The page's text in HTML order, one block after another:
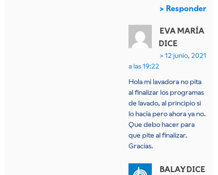
Responder
EVA MARÍA
DICE
12 junio, 2021
a las 19:22
Hola mi lavadora no pita
al finalizar los programas
de lavado, al principio si
lo hacía pero ahora ya no.
Que debo hacer para
que pite al finalizar.
Gracias.
BALAY DICE